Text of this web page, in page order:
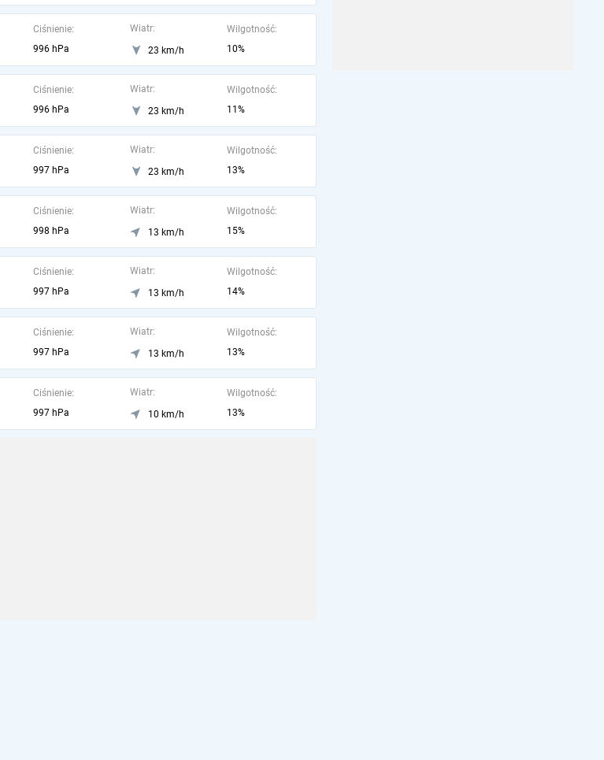
Ciśnienie:
996 hPa
Wiatr:
23 km/h
Wilgotność:
10%
Ciśnienie:
996 hPa
Wiatr:
23 km/h
Wilgotność:
11%
Ciśnienie:
997 hPa
Wiatr:
23 km/h
Wilgotność:
13%
Ciśnienie:
998 hPa
Wiatr:
13 km/h
Wilgotność:
15%
Ciśnienie:
997 hPa
Wiatr:
13 km/h
Wilgotność:
14%
Ciśnienie:
997 hPa
Wiatr:
13 km/h
Wilgotność:
13%
Ciśnienie:
997 hPa
Wiatr:
10 km/h
Wilgotność:
13%